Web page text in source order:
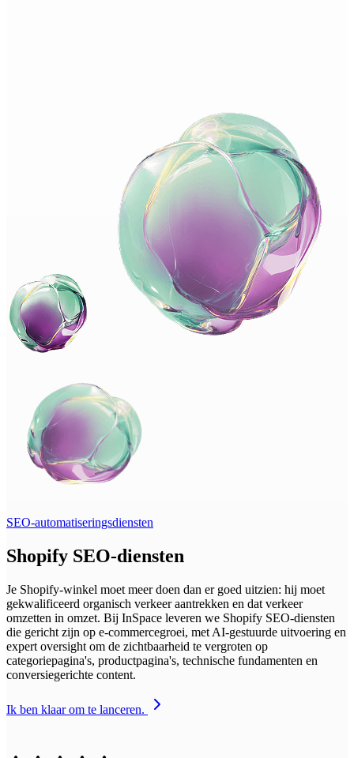
SEO-automatiseringsdiensten
Shopify SEO-diensten
Je Shopify-winkel moet meer doen dan er goed uitzien: hij moet
gekwalificeerd organisch verkeer aantrekken en dat verkeer
omzetten in omzet. Bij InSpace leveren we Shopify SEO-diensten
die gericht zijn op e-commercegroei, met AI-gestuurde uitvoering en
expert oversight om de zichtbaarheid te vergroten op
categoriepagina's, productpagina's, technische fundamenten en
conversiegerichte content.
Ik ben klaar om te lanceren.